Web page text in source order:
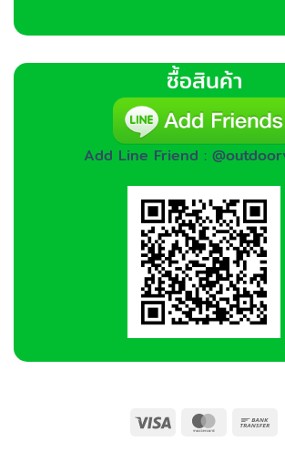
ซื้อสินค้า
Add Line Friend :
Visa